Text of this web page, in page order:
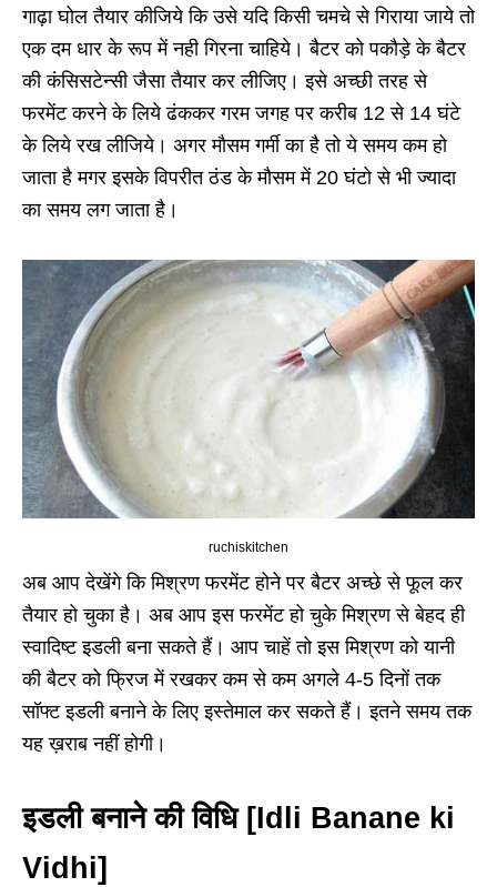
गाढ़ा घोल तैयार कीजिये कि उसे यदि किसी चमचे से गिराया जाये तो
एक दम धार के रूप में नही गिरना चाहिये। बैटर को पकौड़े के बैटर
की कंसिसटेन्सी जैसा तैयार कर लीजिए। इसे अच्छी तरह से
फरमेंट करने के लिये ढंककर गरम जगह पर करीब 12 से 14 घंटे
के लिये रख लीजिये। अगर मौसम गर्मी का है तो ये समय कम हो
जाता है मगर इसके विपरीत ठंड के मौसम में 20 घंटो से भी ज्यादा
का समय लग जाता है।
ruchiskitchen
अब आप देखेंगे कि मिश्रण फरमेंट होने पर बैटर अच्छे से फूल कर
तैयार हो चुका है। अब आप इस फरमेंट हो चुके मिश्रण से बेहद ही
स्वादिष्ट इडली बना सकते हैं। आप चाहें तो इस मिश्रण को यानी
की बैटर को फ्रिज में रखकर कम से कम अगले 4-5 दिनों तक
सॉफ्ट इडली बनाने के लिए इस्तेमाल कर सकते हैं। इतने समय तक
यह ख़राब नहीं होगी।
इडली बनाने की विधि [Idli Banane ki
Vidhi]